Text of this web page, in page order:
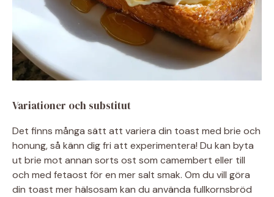
Variationer och substitut
Det finns många sätt att variera din toast med brie och
honung, så känn dig fri att experimentera! Du kan byta
ut brie mot annan sorts ost som camembert eller till
och med fetaost för en mer salt smak. Om du vill göra
din toast mer hälsosam kan du använda fullkornsbröd